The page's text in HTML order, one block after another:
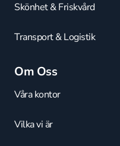
Skönhet & Friskvård
Transport & Logistik
Om Oss
Våra kontor
Vilka vi är